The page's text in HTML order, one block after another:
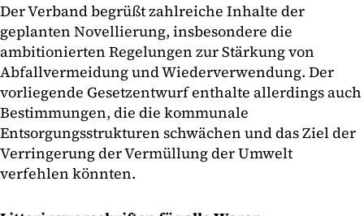
Der Verband begrüßt zahlreiche Inhalte der
geplanten Novellierung, insbesondere die
ambitionierten Regelungen zur Stärkung von
Abfallvermeidung und Wiederverwendung. Der
vorliegende Gesetzentwurf enthalte allerdings auch
Bestimmungen, die die kommunale
Entsorgungsstrukturen schwächen und das Ziel der
Verringerung der Vermüllung der Umwelt
verfehlen könnten.